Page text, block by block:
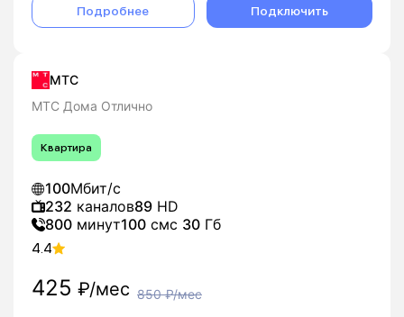
Подробнее Подключить
МТС
МТС Дома Отлично
Квартира
100Мбит/с
232 каналов89 HD
800 минут100 смс 30 Гб
4.4
425 ₽/мес 850₽/мес